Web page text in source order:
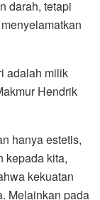
darah, tetapi
adalah milik
Hendrik
hanya estetis,
kepada kita,
kekuatan
Melainkan pada